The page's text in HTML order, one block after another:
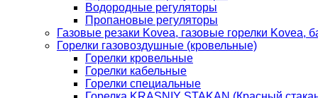
Водородные регуляторы
Пропановые регуляторы
Газовые резаки Kovea, газовые горелки Kovea,
Горелки газовоздушные (кровельные)
Горелки кровельные
Горелки кабельные
Горелки специальные